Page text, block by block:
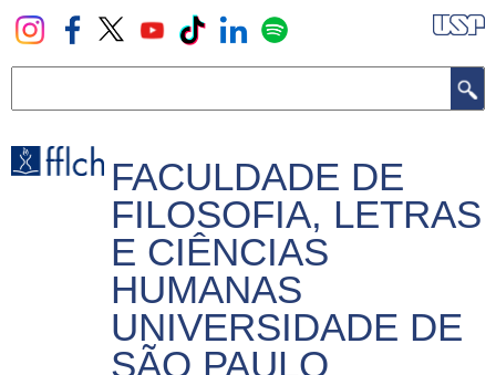
Pular
para
principal
FACULDADE DE
FILOSOFIA, LETRAS
E CIÊNCIAS
HUMANAS
UNIVERSIDADE DE
SÃO PAULO